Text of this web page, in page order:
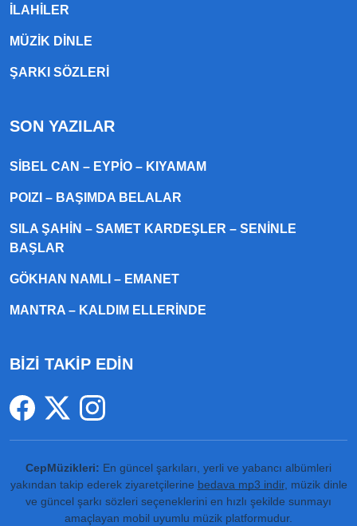
ILAHILER
MÜZIK DINLE
ŞARKI SÖZLERI
SON YAZILAR
SIBEL CAN – EYPIO – KIYAMAM
POIZI – BAŞIMDA BELALAR
SILA ŞAHIN – SAMET KARDEŞLER – SENINLE
BAŞLAR
GÖKHAN NAMLI – EMANET
MANTRA – KALDIM ELLERINDE
BİZİ TAKİP EDİN
CepMüzikleri: En güncel şarkıları, yerli ve yabancı albümleri
yakından takip ederek ziyaretçilerine bedava mp3 indir, müzik dinle
ve güncel şarkı sözleri seçeneklerini en hızlı şekilde sunmayı
amaçlayan mobil uyumlu müzik platformudur.